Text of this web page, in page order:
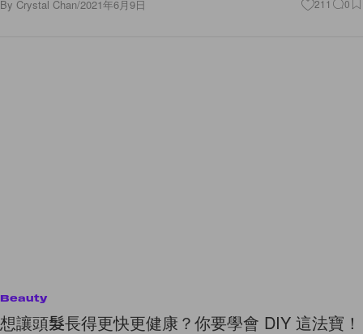
By Crystal Chan/2021年6月9日 211 0
Beauty
想讓頭髮長得更快更健康？你要學會 DIY 這法寶！